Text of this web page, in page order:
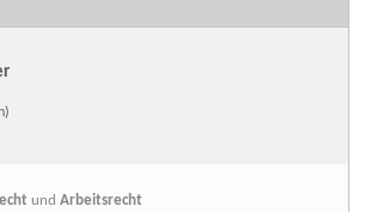
undArbeitsrecht